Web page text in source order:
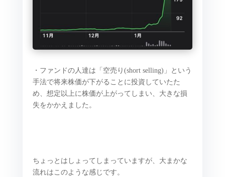
・ファンドの人達は「空売り(short selling)」という
手法で将来株価が下がることに投資していたた
め、想定以上に株価が上がってしまい、大きな損
失をかかえました。
ちょっとはしょってしまっていますが、大まかな
流れはこのような感じです。